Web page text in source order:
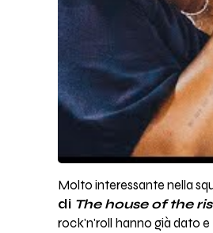
Molto interessante nella
di The house of the
rock'n'roll hanno già dato